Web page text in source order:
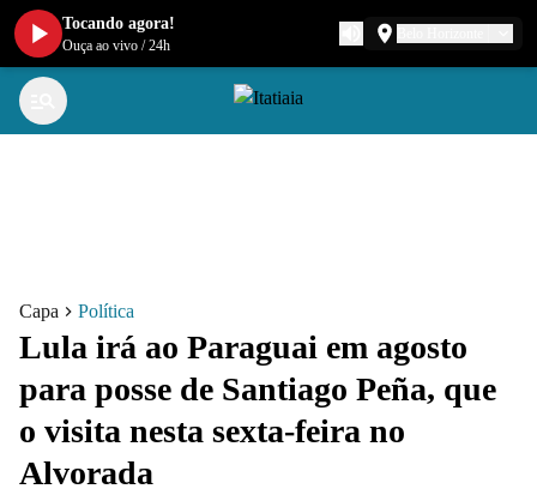
Capa Política
Lula irá ao Paraguai em agosto
para posse de Santiago Peña, que
o visita nesta sexta-feira no
Alvorada
Tocando agora!
Ouça ao vivo /24h